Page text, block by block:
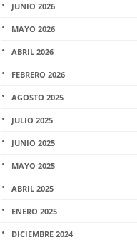
JUNIO 2026
MAYO 2026
ABRIL 2026
FEBRERO 2026
AGOSTO 2025
JULIO 2025
JUNIO 2025
MAYO 2025
ABRIL 2025
ENERO 2025
DICIEMBRE 2024